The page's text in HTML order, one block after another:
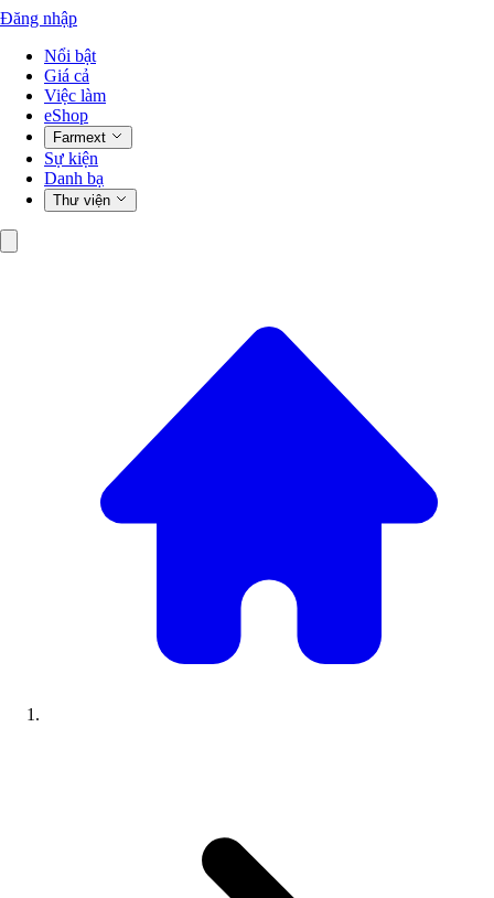
Đăng nhập
Nổi bật
Giá cả
Việc làm
eShop
Farmext
Sự kiện
Danh bạ
Thư viện